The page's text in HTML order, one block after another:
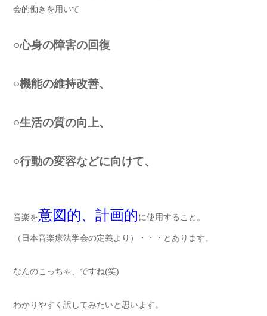
会的働きを用いて
○心身の障害の回復
○機能の維持改善、
○生活の質の向上、
○行動の変容などに向けて、
音楽を意図的、計画的に使用すること。
（日本音楽療法学会の定義より）・・・とあります。
なんのこっちゃ、ですね(笑)
わかりやすく訳してみたいと思います。